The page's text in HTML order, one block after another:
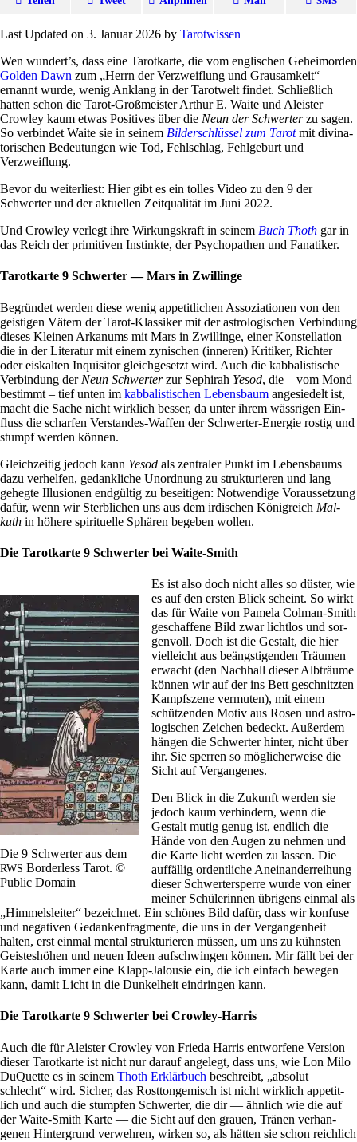
Last Updated on 3. Januar 2026 by Tarot­wissen
Wen wundert’s, dass eine Tarot­karte, die vom eng­li­schen Geheim­orden
Golden Dawn zum „Herrn der Ver­zweif­lung und Grau­sam­keit“
ernannt wurde, wenig Anklang in der Tarot­welt findet. Schließ­lich
hatten schon die Tarot-Groß­mei­ster Arthur E. Waite und Alei­ster
Crowley kaum etwas Posi­tives über die Neun der Schwerterzu sagen.
So ver­bindet Waite sie in seinem Bil­der­schlüssel zum Tarot mit divin­a­
to­ri­schen Bedeu­tungen wie Tod, Fehl­schlag, Fehl­ge­burt und
Verzweiflung.
Bevor du wei­ter­liest: Hier gibt es ein tolles Video zu den 9 der
Schwerter und der aktu­ellen Zeit­qua­lität im Juni 2022.
Und Crowley ver­legt ihre Wir­kungs­kraft in seinem Buch Thoth gar in
das Reich der pri­mi­tiven Instinkte, der Psy­cho­pa­then und Fana­tiker.
Tarotkarte 9 Schwerter — Mars in Zwillinge
Begründet werden diese wenig appe­tit­li­chen Asso­zia­tionen von den
gei­stigen Vätern der Tarot-Klas­siker mit der astro­lo­gi­schen Ver­bin­dung
dieses Kleinen Arka­nums mit Mars in Zwil­linge, einer Kon­stel­la­tion
die in der Lite­ratur mit einem zyni­schen (inneren) Kri­tiker, Richter
oder eis­kalten Inqui­sitor gleich­ge­setzt wird. Auch die kab­ba­li­sti­sche
Ver­bin­dung der Neun Schwerterzur Sephirah Yesod, die – vom Mond
bestimmt – tief unten im kab­ba­li­sti­schen Lebens­baum ange­sie­delt ist,
macht die Sache nicht wirk­lich besser, da unter ihrem wäss­rigen Ein­
fluss die scharfen Ver­standes-Waffen der Schwerter-Energie rostig und
stumpf werden können.
Gleich­zeitig jedoch kann Yesod als zen­traler Punkt im Lebens­baums
dazu ver­helfen, gedank­liche Unord­nung zu struk­tu­rieren und lang
gehegte Illu­sionen end­gültig zu besei­tigen: Not­wen­dige Vor­aus­set­zung
dafür, wenn wir Sterb­li­chen uns aus dem irdi­schen König­reich Mal­
kuth in höhere spi­ri­tu­elle Sphären begeben wollen.
Die Tarotkarte 9 Schwerter bei Waite-Smith
Die 9 Schwerter aus dem
RWS Bor­der­less Tarot. ©
Public Domain
Es ist also doch nicht alles so düster, wie
es auf den ersten Blick scheint. So wirkt
das für Waite von Pamela Colman-Smith
geschaf­fene Bild zwar lichtlos und sor­
gen­voll. Doch ist die Gestalt, die hier
viel­leicht aus beäng­sti­genden Träumen
erwacht (den Nach­hall dieser Alb­träume
können wir auf der ins Bett geschnitzten
Kampf­szene ver­muten), mit einem
schüt­zenden Motiv aus Rosen und astro­
lo­gi­schen Zei­chen bedeckt. Außerdem
hängen die Schwerter hinter, nicht über
ihr. Sie sperren so mög­li­cher­weise die
Sicht auf Vergangenes.
Den Blick in die Zukunft werden sie
jedoch kaum ver­hin­dern, wenn die
Gestalt mutig genug ist, end­lich die
Hände von den Augen zu nehmen und
die Karte licht werden zu lassen. Die
auf­fällig ordent­liche Anein­an­der­rei­hung
dieser Schwer­ter­sperre wurde von einer
meiner Schü­le­rinnen übri­gens einmal als
„Him­mels­leiter“ bezeichnet. Ein schönes Bild dafür, dass wir kon­fuse
und nega­tiven Gedan­ken­frag­mente, die uns in der Ver­gan­gen­heit
halten, erst einmal mental struk­tu­rieren müssen, um uns zu kühn­sten
Gei­stes­höhen und neuen Ideen auf­schwingen können. Mir fällt bei der
Karte auch immer eine Klapp-Jalousie ein, die ich ein­fach bewegen
kann, damit Licht in die Dun­kel­heit ein­dringen kann.
Die Tarotkarte 9 Schwerter bei Crowley-Harris
Auch die für Alei­ster Crowley von Frieda Harris ent­wor­fene Ver­sion
dieser Tarot­karte ist nicht nur darauf ange­legt, dass uns, wie Lon Milo
DuQuette es in seinem Thoth Erklär­buch beschreibt, „absolut
schlecht“ wird. Sicher, das Rost­ton­ge­misch ist nicht wirk­lich appe­tit­
lich und auch die stumpfen Schwerter, die dir — ähn­lich wie die auf
der Waite-Smith Karte — die Sicht auf den grauen, Tränen ver­han­
genen Hin­ter­grund ver­wehren, wirken so, als hätten sie schon reich­lich